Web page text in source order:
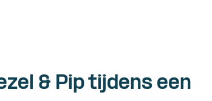
& Pip tijdens een